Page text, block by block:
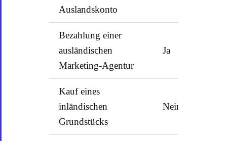
Auslandskonto
Bezahlung einer
ausländischen
Marketing-Agentur
Ja
Kauf eines
inländischen
Grundstücks
Nein